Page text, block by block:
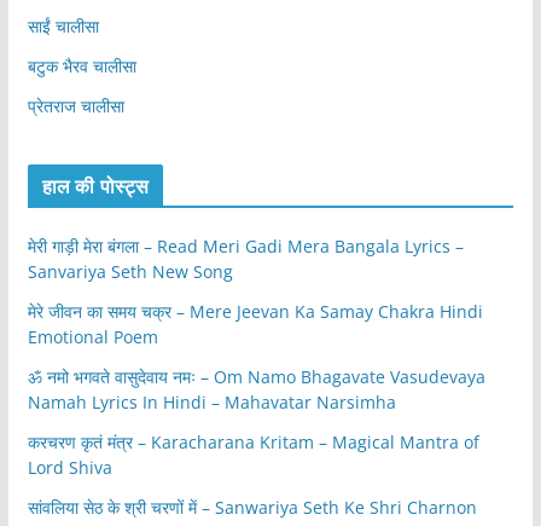
साईं चालीसा
बटुक भैरव चालीसा
प्रेतराज चालीसा
हाल की पोस्ट्स
मेरी गाड़ी मेरा बंगला – Read Meri Gadi Mera Bangala Lyrics –
Sanvariya Seth New Song
मेरे जीवन का समय चक्र – Mere Jeevan Ka Samay Chakra Hindi
Emotional Poem
ॐ नमो भगवते वासुदेवाय नमः – Om Namo Bhagavate Vasudevaya
Namah Lyrics In Hindi – Mahavatar Narsimha
करचरण कृतं मंत्र – Karacharana Kritam – Magical Mantra of
Lord Shiva
सांवलिया सेठ के श्री चरणों में – Sanwariya Seth Ke Shri Charnon